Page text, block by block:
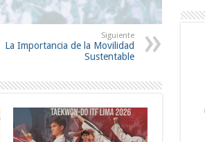
Siguiente
La Importancia de la Movilidad
Sustentable